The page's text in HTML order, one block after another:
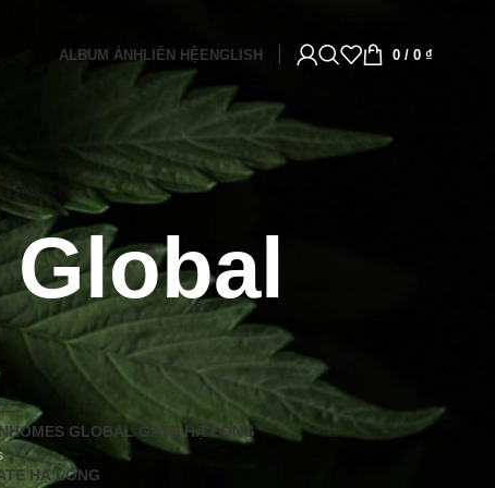
ALBUM ẢNHLIÊN HỆENGLISH 0 / 0 ₫
GLOBAL GATE HẠ LONG
HẠ LONG